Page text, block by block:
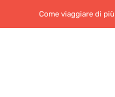
Come viaggiare di